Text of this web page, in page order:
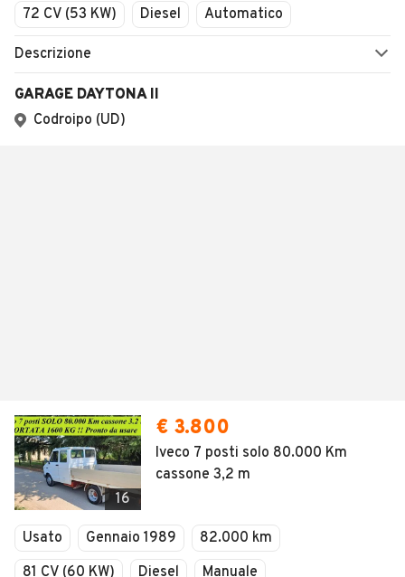
72 CV (53 KW)
Diesel Automatico
Descrizione
GARAGE DAYTONA II
Codroipo (UD)
16
€ 3.800
Iveco 7 posti solo 80.000 Km
cassone 3,2 m
Usato Gennaio 1989
82.000 km
81 CV (60 KW)
Diesel Manuale